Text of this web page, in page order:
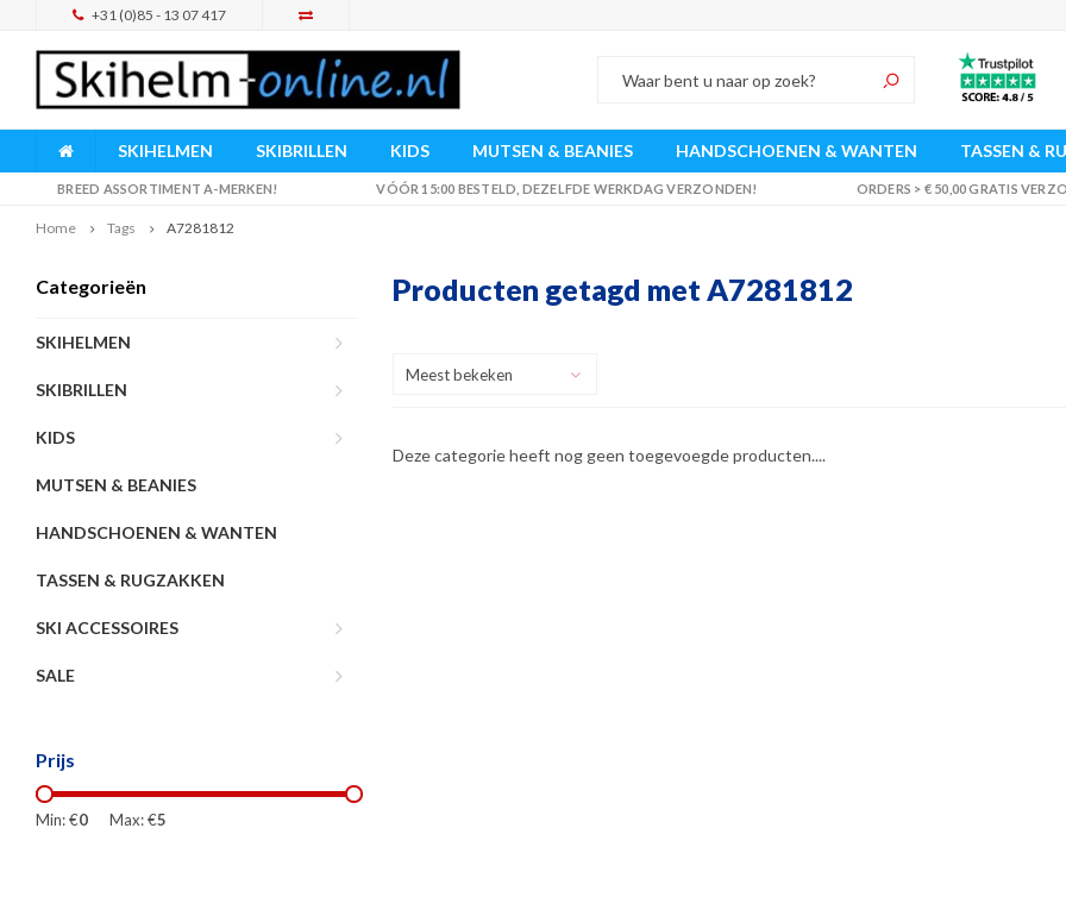
+31 (0)85 - 13 07 417
SKIHELMEN SKIBRILLEN KIDS MUTSEN & BEANIES HANDSCHOENEN & WANTEN TASSEN &
BREED ASSORTIMENT A-MERKEN! VÓÓR 15:00 BESTELD, DEZELFDE WERKDAG VERZONDEN! ORDERS > € 50,00 GRATIS
Home Tags A7281812
Categorieën
SKIHELMEN
SKIBRILLEN
KIDS
MUTSEN & BEANIES
HANDSCHOENEN & WANTEN
TASSEN & RUGZAKKEN
SKI ACCESSOIRES
SALE
Prijs
Min: €0 Max: €5
Producten getagd met A7281812
Meest bekeken
Deze categorie heeft nog geen toegevoegde producten....